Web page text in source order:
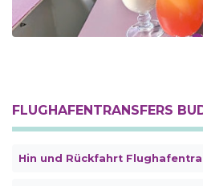
FLUGHAFENTRANSFERS
Hin und Rückfahrt